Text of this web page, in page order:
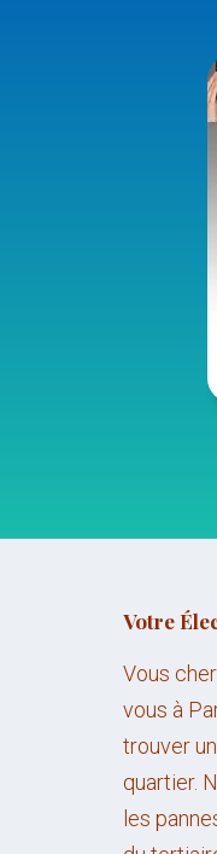
Votre
Vous
vous à
trouver
quartier.
les